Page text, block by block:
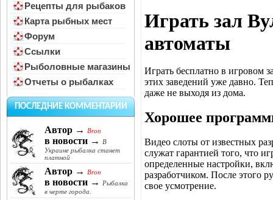
Рецепты для рыбаков
Карта рыбных мест
Форум
Ссылки
Рыболовные магазины
Отчеты о рыбалках
ПОСЛЕДНИЕ КОММЕНТАРИИ
Автор → Bron
в новости →
В
Украине рыбалка станет
платной
Автор → Bron
в новости →
Рыбалка
в черте города.
Играть зал
автоматы
Играть бесплатно в игровом
этих заведений уже давно.
даже не выходя из дома.
Хорошее
Видео слоты от известных
служат гарантией того, что
определенные настройки,
разработчиком. После этого
свое усмотрение.